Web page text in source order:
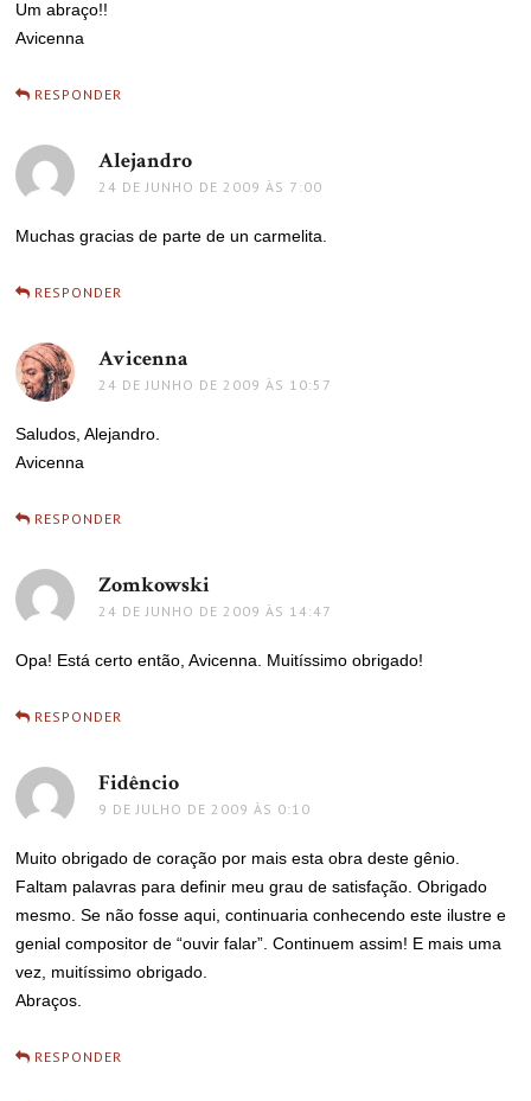
Um abraço!!
Avicenna
RESPONDER
Alejandro
24 DE JUNHO DE 2009 ÀS 7:00
Muchas gracias de parte de un carmelita.
RESPONDER
Avicenna
24 DE JUNHO DE 2009 ÀS 10:57
Saludos, Alejandro.
Avicenna
RESPONDER
Zomkowski
24 DE JUNHO DE 2009 ÀS 14:47
Opa! Está certo então, Avicenna. Muitíssimo obrigado!
RESPONDER
Fidêncio
9 DE JULHO DE 2009 ÀS 0:10
Muito obrigado de coração por mais esta obra deste gênio.
Faltam palavras para definir meu grau de satisfação. Obrigado
mesmo. Se não fosse aqui, continuaria conhecendo este ilustre e
genial compositor de “ouvir falar”. Continuem assim! E mais uma
vez, muitíssimo obrigado.
Abraços.
RESPONDER